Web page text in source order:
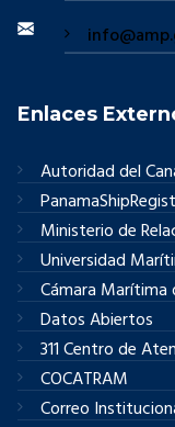
Enlaces
Autoridad del
Ministerio de
Universidad
Cámara Marítima
Datos Abiertos
311 Centro de
COCATRAM
Correo